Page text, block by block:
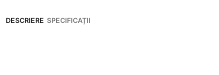
DESCRIERE SPECIFICAȚII